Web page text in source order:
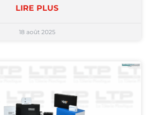
LIRE PLUS
18 août 2025